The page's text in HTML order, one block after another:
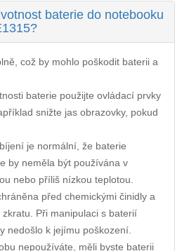
baterie do notebooku
což by mohlo poškodit baterii a
baterie použijte ovládací prvky
snižte jas obrazovky, pokud
je normální, že baterie
by neměla být používána v
nebo příliš nízkou teplotou.
před chemickými činidly a
Při manipulaci s baterií
nedošlo k jejímu poškození.
nepoužíváte, měli byste baterii